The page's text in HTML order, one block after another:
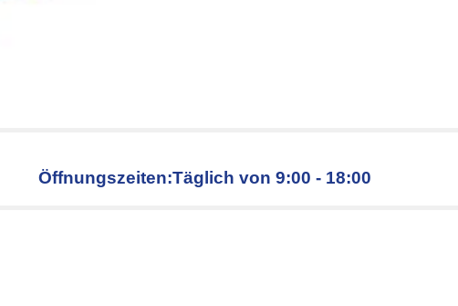
Öffnungszeiten:Täglich von 9:00 - 18:00